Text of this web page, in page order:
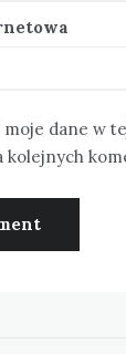
moje dane w
kolejnych